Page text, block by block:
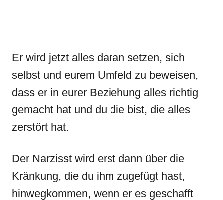
Er wird jetzt alles daran setzen, sich
selbst und eurem Umfeld zu beweisen,
dass er in eurer Beziehung alles richtig
gemacht hat und du die bist, die alles
zerstört hat.
Der Narzisst wird erst dann über die
Kränkung, die du ihm zugefügt hast,
hinwegkommen, wenn er es geschafft